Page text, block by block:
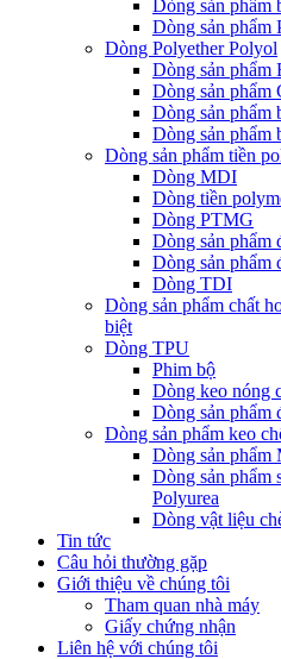
Dòng sản phẩm
Dòng sản phẩm
Dòng Polyether Polyol
Dòng sản phẩm
Dòng sản phẩm
Dòng sản phẩm
Dòng sản phẩm
Dòng sản phẩm tiền
Dòng MDI
Dòng tiền
Dòng PTMG
Dòng sản phẩm
Dòng sản phẩm
Dòng TDI
Dòng sản phẩm chất
biệt
Dòng TPU
Phim bộ
Dòng keo nóng
Dòng sản phẩm
Dòng sản phẩm keo
Dòng sản phẩm
Dòng sản phẩm
Polyurea
Dòng vật liệu
Tin tức
Câu hỏi thường gặp
Giới thiệu về chúng tôi
Tham quan nhà máy
Giấy chứng nhận
Liên hệ với chúng tôi